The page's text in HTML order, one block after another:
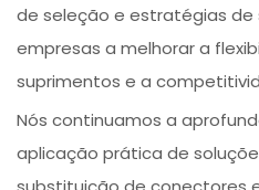
de seleção e estratégias
empresas a melhorar a
suprimentos e a
Nós continuamos a
aplicação prática de